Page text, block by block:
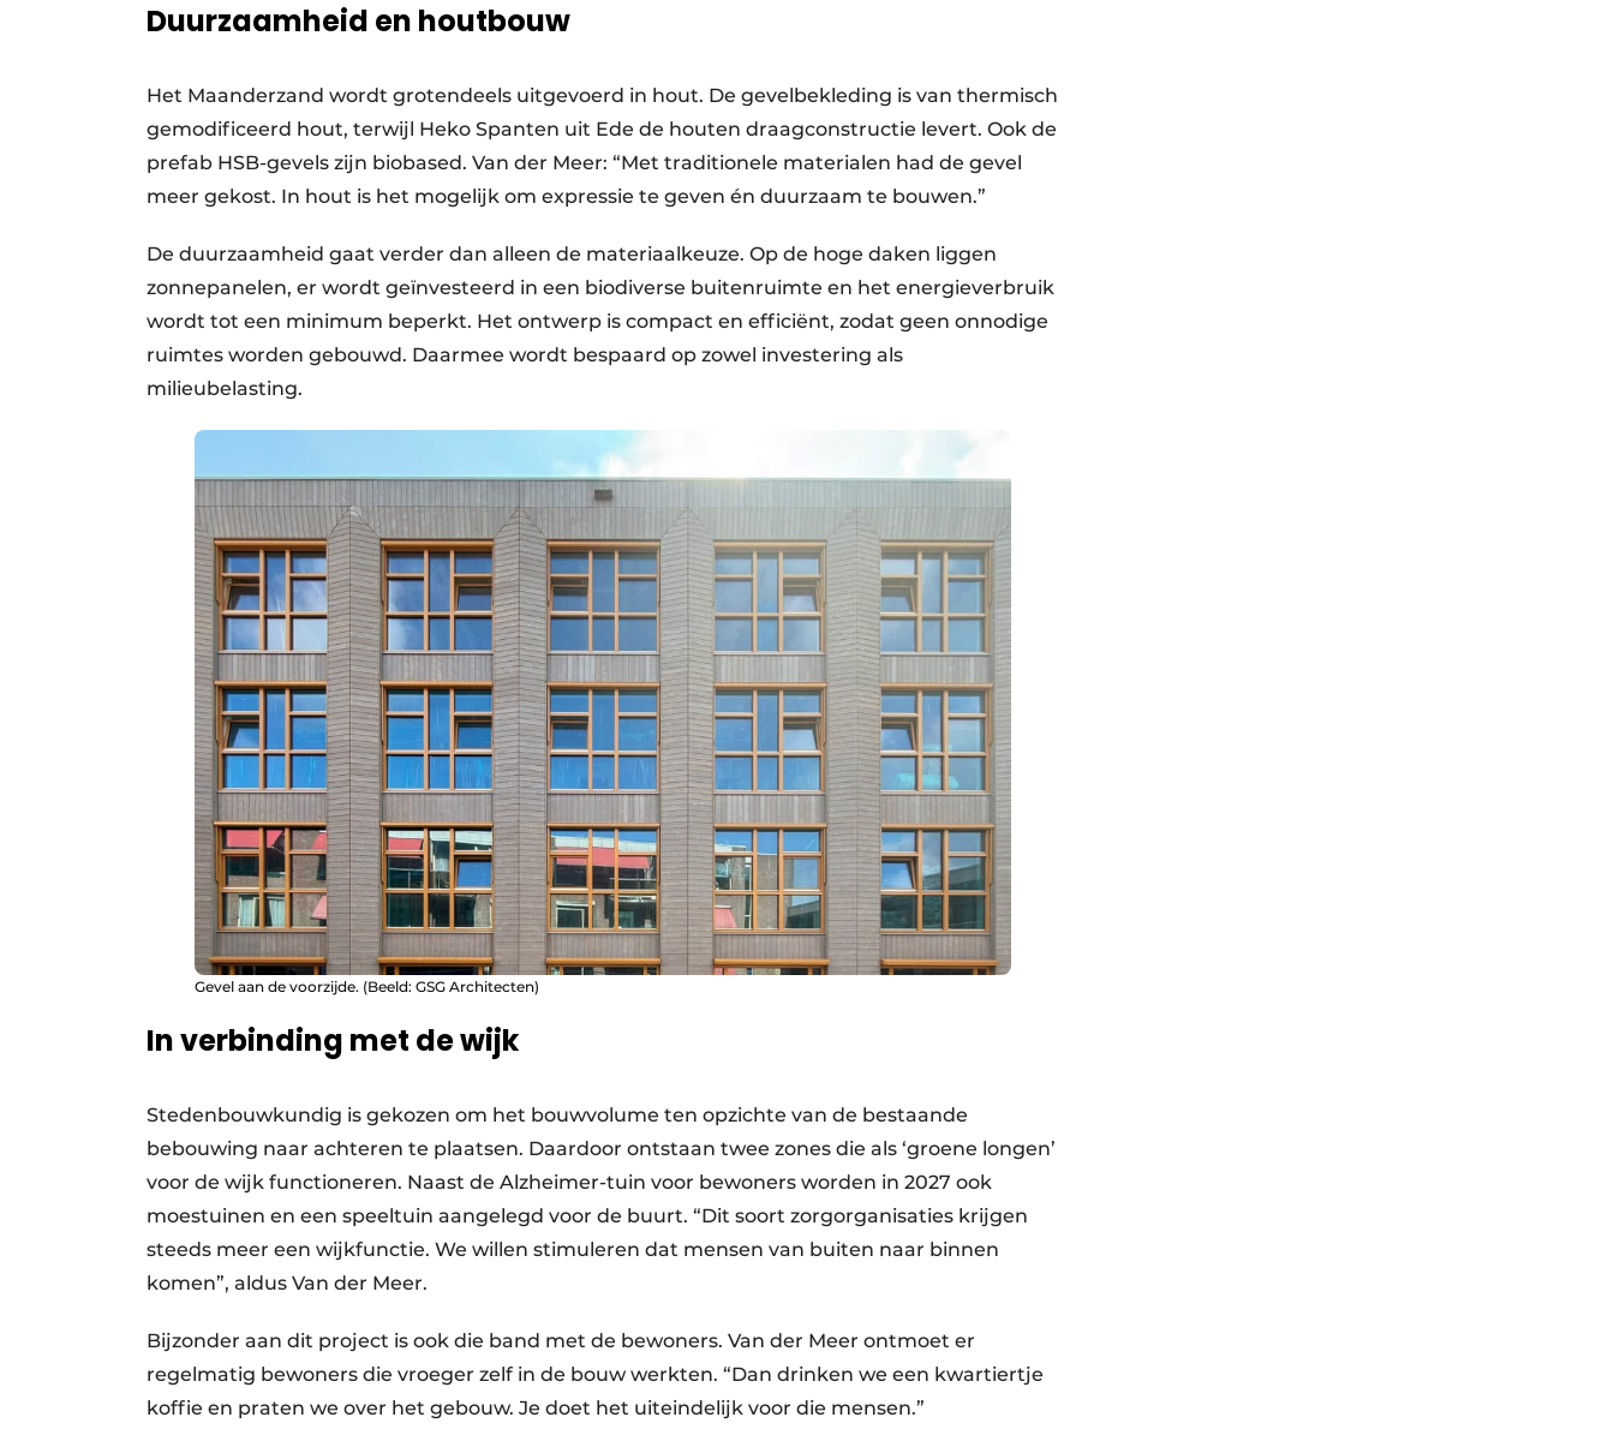
Duurzaamheid en houtbouw
Het Maanderzand wordt grotendeels uitgevoerd in hout. De gevelbekleding is van thermisch
gemodificeerd hout, terwijl Heko Spanten uit Ede de houten draagconstructie levert. Ook de
prefab HSB-gevels zijn biobased. Van der Meer: “Met traditionele materialen had de gevel
meer gekost. In hout is het mogelijk om expressie te geven én duurzaam te bouwen.”
De duurzaamheid gaat verder dan alleen de materiaalkeuze. Op de hoge daken liggen
zonnepanelen, er wordt geïnvesteerd in een biodiverse buitenruimte en het energieverbruik
wordt tot een minimum beperkt. Het ontwerp is compact en efficiënt, zodat geen onnodige
ruimtes worden gebouwd. Daarmee wordt bespaard op zowel investering als
milieubelasting.
Gevel aan de voorzijde. (Beeld: GSG Architecten)
In verbinding met de wijk
Stedenbouwkundig is gekozen om het bouwvolume ten opzichte van de bestaande
bebouwing naar achteren te plaatsen. Daardoor ontstaan twee zones die als ‘groene longen’
voor de wijk functioneren. Naast de Alzheimer-tuin voor bewoners worden in 2027 ook
moestuinen en een speeltuin aangelegd voor de buurt. “Dit soort zorgorganisaties krijgen
steeds meer een wijkfunctie. We willen stimuleren dat mensen van buiten naar binnen
komen”, aldus Van der Meer.
Bijzonder aan dit project is ook die band met de bewoners. Van der Meer ontmoet er
regelmatig bewoners die vroeger zelf in de bouw werkten. “Dan drinken we een kwartiertje
koffie en praten we over het gebouw. Je doet het uiteindelijk voor die mensen.”